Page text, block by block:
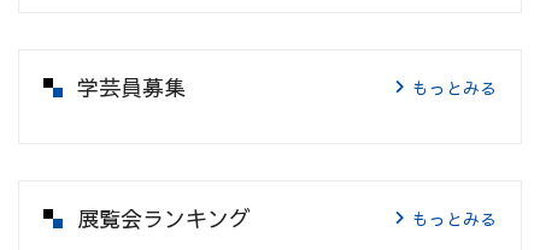
学芸員募集 もっとみる
展覧会ランキング もっとみる